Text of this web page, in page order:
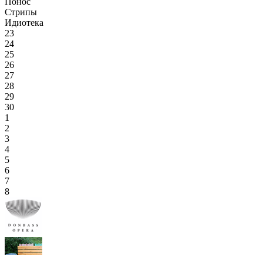
Стрипы
Идиотека
23
24
25
26
27
28
29
30
1
2
3
4
5
6
7
8